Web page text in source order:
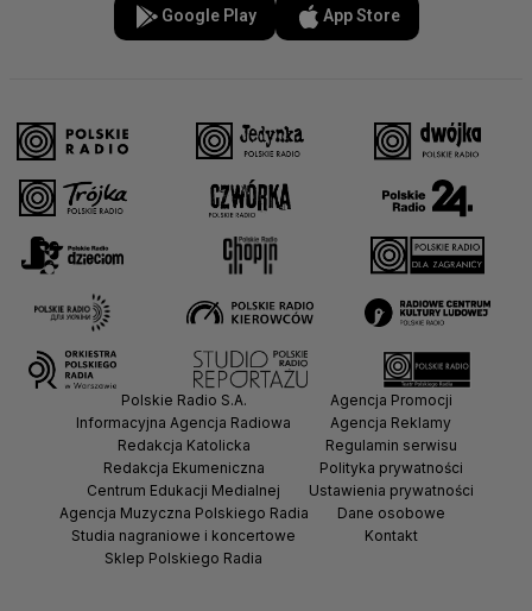
Google Play App Store
Polskie Radio S.A.
Informacyjna Agencja Radiowa
Redakcja Katolicka
Redakcja Ekumeniczna
Centrum Edukacji Medialnej
Agencja Muzyczna Polskiego Radia
Studia nagraniowe i koncertowe
Sklep Polskiego Radia
Agencja Promocji
Agencja Reklamy
Regulamin serwisu
Polityka prywatności
Ustawienia prywatności
Dane osobowe
Kontakt